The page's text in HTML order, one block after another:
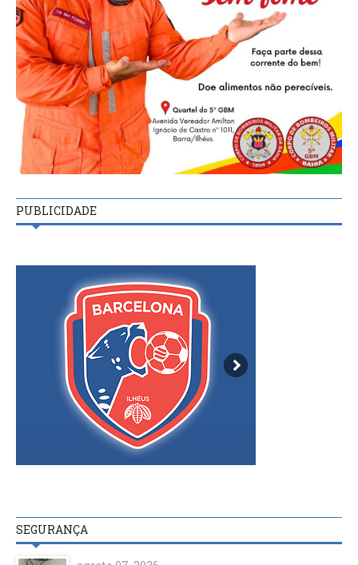
PUBLICIDADE
SEGURANÇA